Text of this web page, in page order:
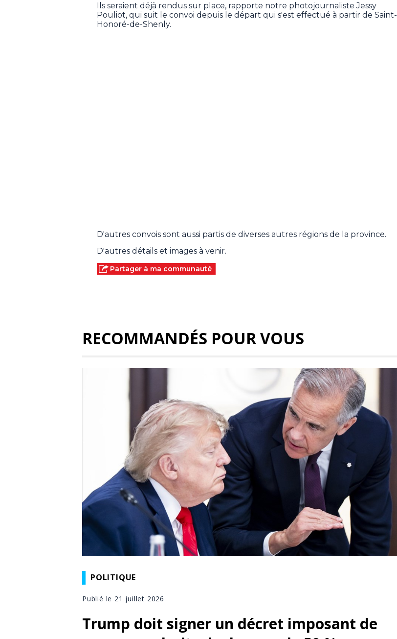
Ils seraient déjà rendus sur place, rapporte notre photojournaliste Jessy
Pouliot, qui suit le convoi depuis le départ qui s'est effectué à partir de Saint-
Honoré-de-Shenly.
D'autres convois sont aussi partis de diverses autres régions de la province.
D'autres détails et images à venir.
Partager à ma communauté
RECOMMANDÉS POUR VOUS
POLITIQUE
Publié le 21 juillet 2026
Trump doit signer un décret imposant de